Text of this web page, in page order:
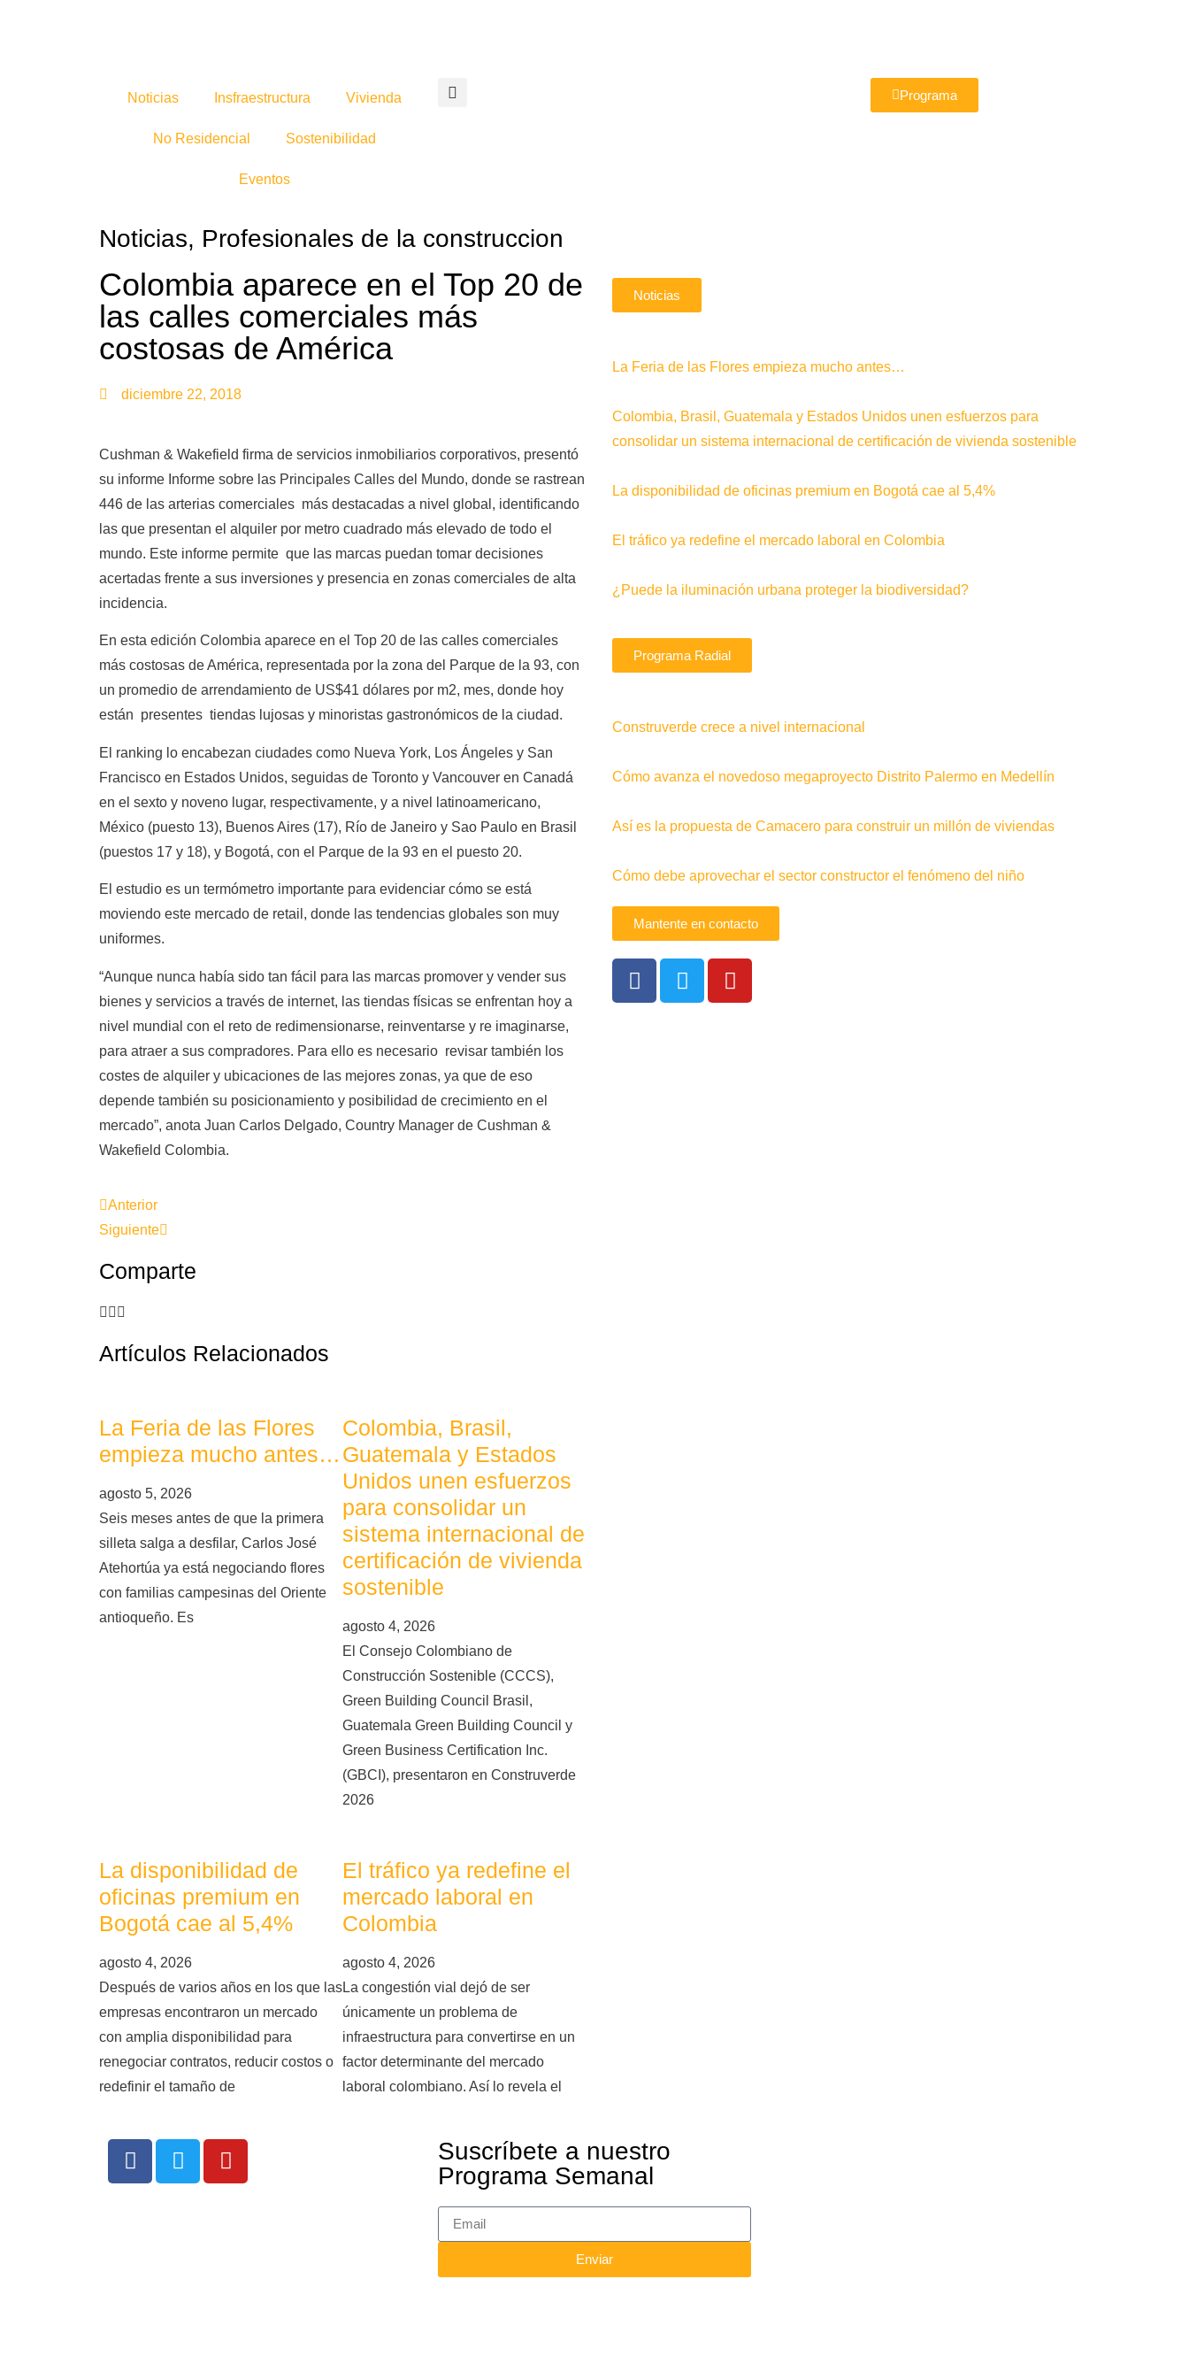
Noticias Insfraestructura Vivienda
No Residencial Sostenibilidad
Eventos
Programa
Noticias, Profesionales de la construccion
Colombia aparece en el Top 20 de
las calles comerciales más
costosas de América
diciembre 22, 2018
Cushman & Wakefield firma de servicios inmobiliarios corporativos, presentó
su informe Informe sobre las Principales Calles del Mundo, donde se rastrean
446 de las arterias comerciales más destacadas a nivel global, identificando
las que presentan el alquiler por metro cuadrado más elevado de todo el
mundo. Este informe permite que las marcas puedan tomar decisiones
acertadas frente a sus inversiones y presencia en zonas comerciales de alta
incidencia.
En esta edición Colombia aparece en el Top 20 de las calles comerciales
más costosas de América, representada por la zona del Parque de la 93, con
un promedio de arrendamiento de US$41 dólares por m2, mes, donde hoy
están presentes tiendas lujosas y minoristas gastronómicos de la ciudad.
El ranking lo encabezan ciudades como Nueva York, Los Ángeles y San
Francisco en Estados Unidos, seguidas de Toronto y Vancouver en Canadá
en el sexto y noveno lugar, respectivamente, y a nivel latinoamericano,
México (puesto 13), Buenos Aires (17), Río de Janeiro y Sao Paulo en Brasil
(puestos 17 y 18), y Bogotá, con el Parque de la 93 en el puesto 20.
El estudio es un termómetro importante para evidenciar cómo se está
moviendo este mercado de retail, donde las tendencias globales son muy
uniformes.
“Aunque nunca había sido tan fácil para las marcas promover y vender sus
bienes y servicios a través de internet, las tiendas físicas se enfrentan hoy a
nivel mundial con el reto de redimensionarse, reinventarse y re imaginarse,
para atraer a sus compradores. Para ello es necesario revisar también los
costes de alquiler y ubicaciones de las mejores zonas, ya que de eso
depende también su posicionamiento y posibilidad de crecimiento en el
mercado”, anota Juan Carlos Delgado, Country Manager de Cushman &
Wakefield Colombia.
Anterior
Siguiente
Comparte
Artículos Relacionados
La Feria de las Flores
empieza mucho antes…
agosto 5, 2026
Seis meses antes de que la primera
silleta salga a desfilar, Carlos José
Atehortúa ya está negociando flores
con familias campesinas del Oriente
antioqueño. Es
Colombia, Brasil,
Guatemala y Estados
Unidos unen esfuerzos
para consolidar un
sistema internacional de
certificación de vivienda
sostenible
agosto 4, 2026
El Consejo Colombiano de
Construcción Sostenible (CCCS),
Green Building Council Brasil,
Guatemala Green Building Council y
Green Business Certification Inc.
(GBCI), presentaron en Construverde
2026
La disponibilidad de
oficinas premium en
Bogotá cae al 5,4%
agosto 4, 2026
Después de varios años en los que las
empresas encontraron un mercado
con amplia disponibilidad para
renegociar contratos, reducir costos o
redefinir el tamaño de
El tráfico ya redefine el
mercado laboral en
Colombia
agosto 4, 2026
La congestión vial dejó de ser
únicamente un problema de
infraestructura para convertirse en un
factor determinante del mercado
laboral colombiano. Así lo revela el
Noticias
La Feria de las Flores empieza mucho antes…
Colombia, Brasil, Guatemala y Estados Unidos unen esfuerzos para
consolidar un sistema internacional de certificación de vivienda sostenible
La disponibilidad de oficinas premium en Bogotá cae al 5,4%
El tráfico ya redefine el mercado laboral en Colombia
¿Puede la iluminación urbana proteger la biodiversidad?
Programa Radial
Construverde crece a nivel internacional
Cómo avanza el novedoso megaproyecto Distrito Palermo en Medellín
Así es la propuesta de Camacero para construir un millón de viviendas
Cómo debe aprovechar el sector constructor el fenómeno del niño
Mantente en contacto
Suscríbete a nuestro
Programa Semanal
Enviar